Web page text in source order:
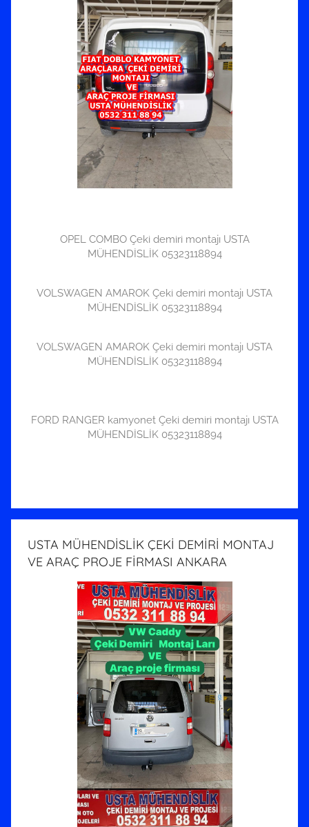
OPEL COMBO Çeki demiri montajı USTA
MÜHENDİSLİK 05323118894
VOLSWAGEN AMAROK Çeki demiri montajı USTA
MÜHENDİSLİK 05323118894
VOLSWAGEN AMAROK Çeki demiri montajı USTA
MÜHENDİSLİK 05323118894
FORD RANGER kamyonet Çeki demiri montajı USTA
MÜHENDİSLİK 05323118894
USTA MÜHENDİSLİK ÇEKİ DEMİRİ MONTAJ
VE ARAÇ PROJE FİRMASI ANKARA